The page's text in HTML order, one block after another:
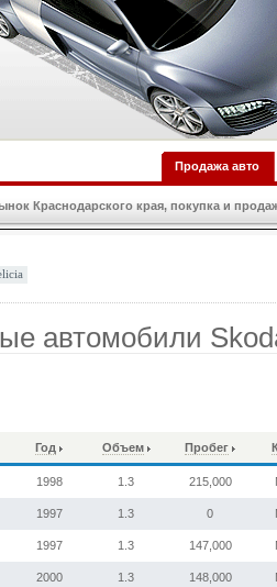
Продажа авто
Краснодарского края, покупка и
автомобили
Год Объем Пробег
1998 1.3 215,000
1997 1.3 0
1997 1.3 147,000
2000 1.3 148,000